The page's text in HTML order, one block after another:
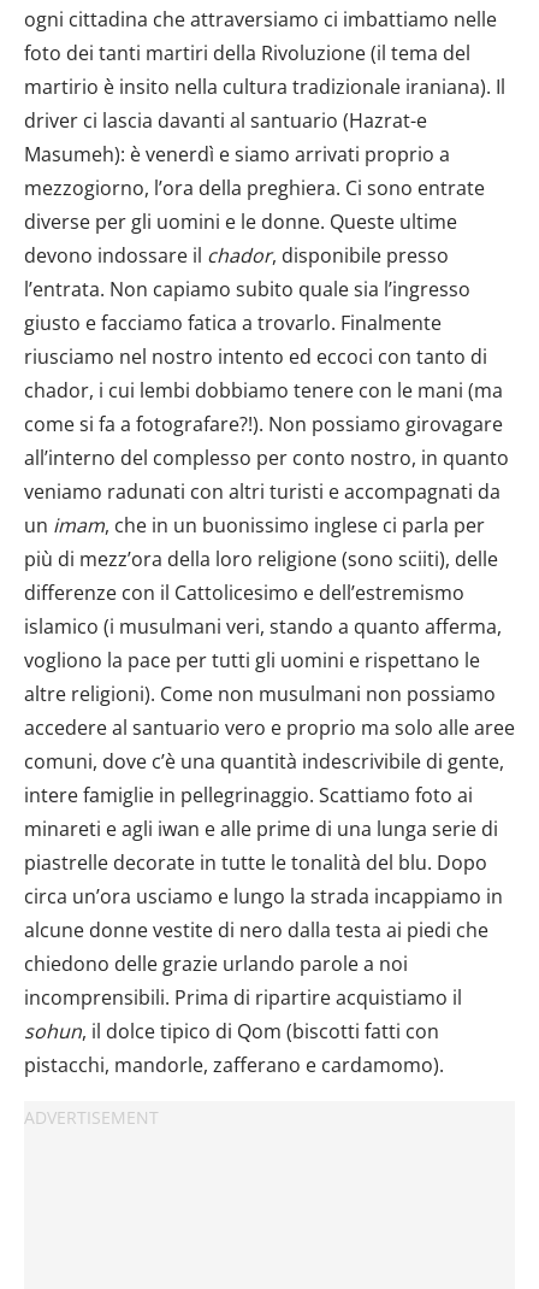
ogni cittadina che attraversiamo ci imbattiamo nelle
foto dei tanti martiri della Rivoluzione (il tema del
martirio è insito nella cultura tradizionale iraniana). Il
driver ci lascia davanti al santuario (Hazrat-e
Masumeh): è venerdì e siamo arrivati proprio a
mezzogiorno, l’ora della preghiera. Ci sono entrate
diverse per gli uomini e le donne. Queste ultime
devono indossare il chador, disponibile presso
l’entrata. Non capiamo subito quale sia l’ingresso
giusto e facciamo fatica a trovarlo. Finalmente
riusciamo nel nostro intento ed eccoci con tanto di
chador, i cui lembi dobbiamo tenere con le mani (ma
come si fa a fotografare?!). Non possiamo girovagare
all’interno del complesso per conto nostro, in quanto
veniamo radunati con altri turisti e accompagnati da
un imam, che in un buonissimo inglese ci parla per
più di mezz’ora della loro religione (sono sciiti), delle
differenze con il Cattolicesimo e dell’estremismo
islamico (i musulmani veri, stando a quanto afferma,
vogliono la pace per tutti gli uomini e rispettano le
altre religioni). Come non musulmani non possiamo
accedere al santuario vero e proprio ma solo alle aree
comuni, dove c’è una quantità indescrivibile di gente,
intere famiglie in pellegrinaggio. Scattiamo foto ai
minareti e agli iwan e alle prime di una lunga serie di
piastrelle decorate in tutte le tonalità del blu. Dopo
circa un’ora usciamo e lungo la strada incappiamo in
alcune donne vestite di nero dalla testa ai piedi che
chiedono delle grazie urlando parole a noi
incomprensibili. Prima di ripartire acquistiamo il
sohun, il dolce tipico di Qom (biscotti fatti con
pistacchi, mandorle, zafferano e cardamomo).